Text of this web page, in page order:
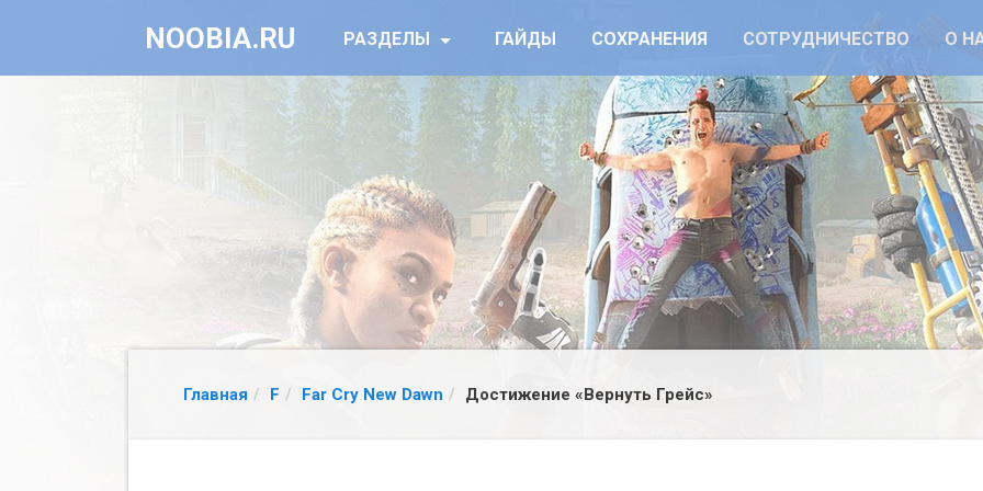
NOOBIA.RU РАЗДЕЛЫ ГАЙДЫ СОХРАНЕНИЯ СОТРУДНИЧЕСТВО О
Главная F Far Cry New Dawn Достижение «Вернуть Грейс»